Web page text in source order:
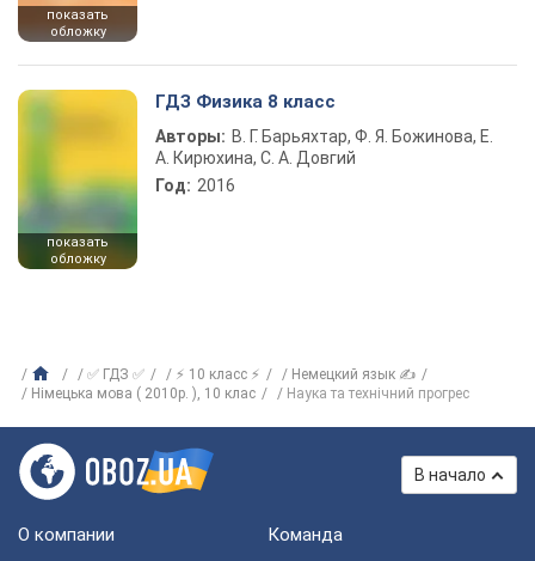
показать
обложку
показать
обложку
ГДЗ Физика 8 класс
Авторы: В. Г. Барьяхтар, Ф. Я. Божинова, Е.
А. Кирюхина, С. А. Довгий
Год: 2016
✅ ГДЗ ✅ ⚡ 10 класс ⚡
Немецкий язык ✍
Німецька мова ( 2010р. ), 10 клас
Наука та технічний прогрес
В начало
О компании Команда